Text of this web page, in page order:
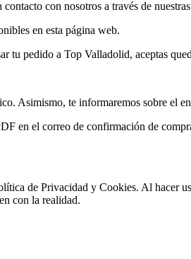
con nosotros a través de
en esta página web.
tu pedido a Top Valladolid, aceptas
Asimismo, te informaremos sobre el
en el correo de confirmación de
de Privacidad y Cookies. Al hacer
con la realidad.